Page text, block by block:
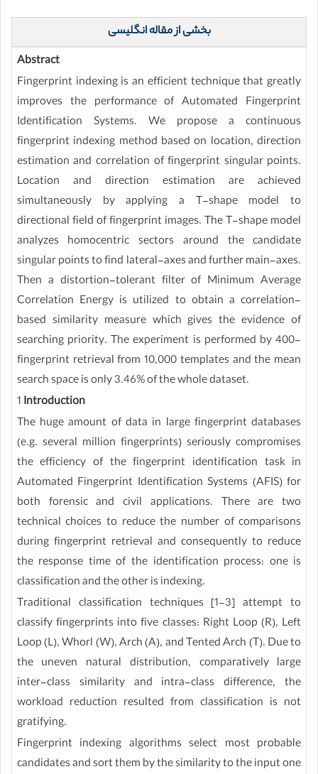
بخشی از مقاله انگلیسی
Abstract
Fingerprint indexing is an efficient technique that greatly
improves the performance of Automated Fingerprint
Identification Systems. We propose a continuous
fingerprint indexing method based on location, direction
estimation and correlation of fingerprint singular points.
Location and direction estimation are achieved
simultaneously by applying a T-shape model to
directional field of fingerprint images. The T-shape model
analyzes homocentric sectors around the candidate
singular points to find lateral-axes and further main-axes.
Then a distortion-tolerant filter of Minimum Average
Correlation Energy is utilized to obtain a correlation-
based similarity measure which gives the evidence of
searching priority. The experiment is performed by 400-
fingerprint retrieval from 10,000 templates and the mean
search space is only 3.46% of the whole dataset.
1 Introduction
The huge amount of data in large fingerprint databases
(e.g. several million fingerprints) seriously compromises
the efficiency of the fingerprint identification task in
Automated Fingerprint Identification Systems (AFIS) for
both forensic and civil applications. There are two
technical choices to reduce the number of comparisons
during fingerprint retrieval and consequently to reduce
the response time of the identification process: one is
classification and the other is indexing.
Traditional classification techniques [1-3] attempt to
classify fingerprints into five classes: Right Loop (R), Left
Loop (L), Whorl (W), Arch (A), and Tented Arch (T). Due to
the uneven natural distribution, comparatively large
inter-class similarity and intra-class difference, the
workload reduction resulted from classification is not
gratifying.
Fingerprint indexing algorithms select most probable
candidates and sort them by the similarity to the input one